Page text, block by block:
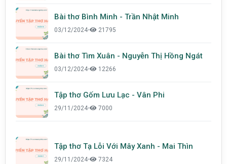
Bài thơ Bình Minh - Trần Nhật Minh
03/12/2024• 21795
Bài thơ Tìm Xuân - Nguyễn Thị Hồng Ngát
03/12/2024• 12266
Tập thơ Gốm Lưu Lạc - Vân Phi
29/11/2024• 7000
Tập thơ Tạ Lỗi Với Mây Xanh - Mai Thìn
29/11/2024• 7324